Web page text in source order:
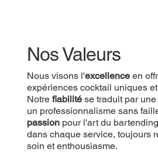
Nos Valeurs
Nous visons l'excellenceen
expériences cocktail uniques
Notre fiabilité se traduit par
un professionnalisme sans
passionpour l'art du
dans chaque service, toujours
soin et enthousiasme.